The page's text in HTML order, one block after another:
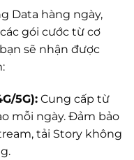
Data hàng ngày,
gói cước từ cơ
sẽ nhận được
5G):Cung cấp từ
mỗi ngày. Đảm bảo
tải Story không